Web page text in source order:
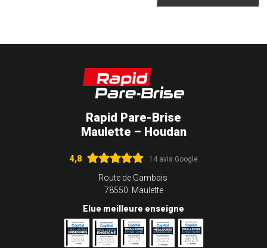
Rapid Pare-Brise
Maulette – Houdan
4,8 14 avis Google
Route de Gambais
78550 Maulette
Elue meilleure enseigne